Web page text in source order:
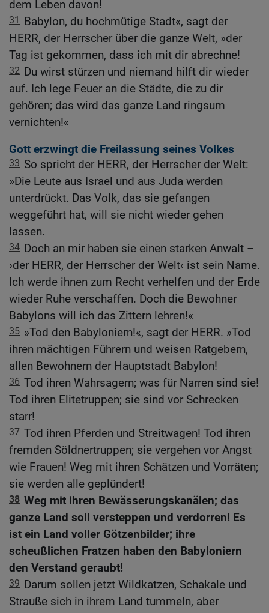
dem Leben davon!
31 Babylon, du hochmütige Stadt«, sagt der
HERR, der Herrscher über die ganze Welt, »der
Tag ist gekommen, dass ich mit dir abrechne!
32 Du wirst stürzen und niemand hilft dir wieder
auf. Ich lege Feuer an die Städte, die zu dir
gehören; das wird das ganze Land ringsum
vernichten!«
Gott erzwingt die Freilassung seines Volkes
33 So spricht der HERR, der Herrscher der Welt:
»Die Leute aus Israel und aus Juda werden
unterdrückt. Das Volk, das sie gefangen
weggeführt hat, will sie nicht wieder gehen
lassen.
34 Doch an mir haben sie einen starken Anwalt –
›der HERR, der Herrscher der Welt‹ ist sein Name.
Ich werde ihnen zum Recht verhelfen und der Erde
wieder Ruhe verschaffen. Doch die Bewohner
Babylons will ich das Zittern lehren!«
35 »Tod den Babyloniern!«, sagt der HERR. »Tod
ihren mächtigen Führern und weisen Ratgebern,
allen Bewohnern der Hauptstadt Babylon!
36 Tod ihren Wahrsagern; was für Narren sind sie!
Tod ihren Elitetruppen; sie sind vor Schrecken
starr!
37 Tod ihren Pferden und Streitwagen! Tod ihren
fremden Söldnertruppen; sie vergehen vor Angst
wie Frauen! Weg mit ihren Schätzen und Vorräten;
sie werden alle geplündert!
38 Weg mit ihren Bewässerungskanälen; das
ganze Land soll versteppen und verdorren! Es
ist ein Land voller Götzenbilder; ihre
scheußlichen Fratzen haben den Babyloniern
den Verstand geraubt!
39 Darum sollen jetzt Wildkatzen, Schakale und
Strauße sich in ihrem Land tummeln, aber